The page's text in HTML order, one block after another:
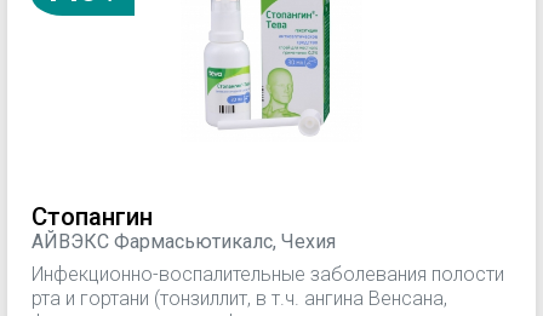
используют зубные протезы и ортодонтические
Стопангин
АЙВЭКС Фармасьютикалс, Чехия
Инфекционно-воспалительные заболевания полости
рта и гортани (тонзиллит, в т.ч. ангина Венсана,